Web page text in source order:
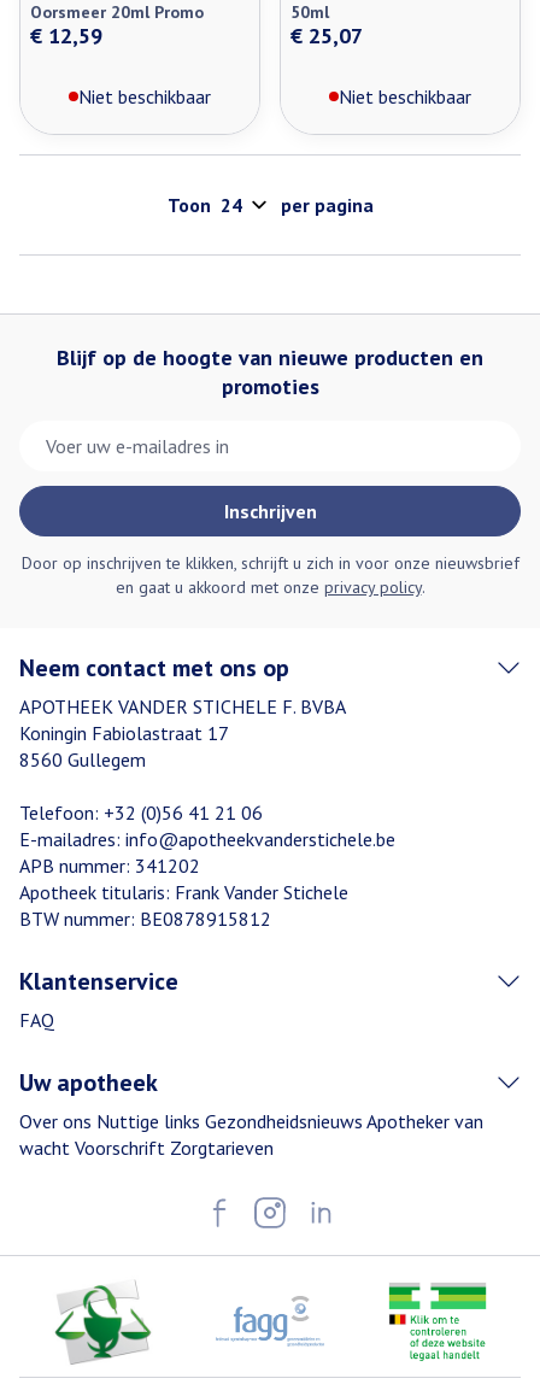
Oorsmeer 20ml Promo
€ 12,59
Niet beschikbaar
50ml
€ 25,07
Niet beschikbaar
Toon per pagina
Blijf op de hoogte van nieuwe producten en
promoties
Inschrijven
Door op inschrijven te klikken, schrijft u zich in voor onze nieuwsbrief
en gaat u akkoord met onze privacy policy.
Neem contact met ons op
APOTHEEK VANDER STICHELE F. BVBA
Koningin Fabiolastraat 17
8560 Gullegem
Telefoon: +32 (0)56 41 21 06
E-mailadres: info@apotheekvanderstichele.be
APB nummer: 341202
Apotheek titularis: Frank Vander Stichele
BTW nummer: BE0878915812
Klantenservice
FAQ
Uw apotheek
Over ons Nuttige links Gezondheidsnieuws Apotheker van
wacht Voorschrift Zorgtarieven